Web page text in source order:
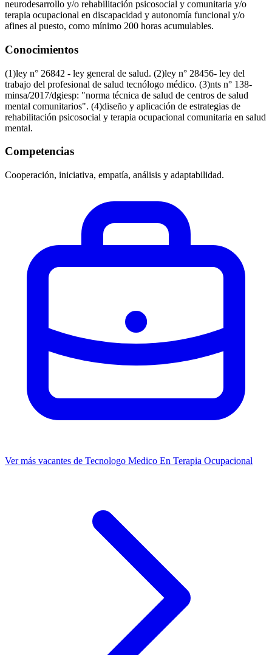
neurodesarrollo y/o rehabilitación psicosocial y comunitaria y/o
terapia ocupacional en discapacidad y autonomía funcional y/o
afines al puesto, como mínimo 200 horas acumulables.
Conocimientos
(1)ley n° 26842 - ley general de salud. (2)ley n° 28456- ley del
trabajo del profesional de salud tecnólogo médico. (3)nts n° 138-
minsa/2017/dgiesp: "norma técnica de salud de centros de salud
mental comunitarios". (4)diseño y aplicación de estrategias de
rehabilitación psicosocial y terapia ocupacional comunitaria en salud
mental.
Competencias
Cooperación, iniciativa, empatía, análisis y adaptabilidad.
Ver más vacantes de Tecnologo Medico En Terapia Ocupacional